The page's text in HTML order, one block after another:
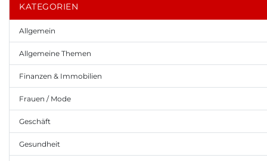
KATEGORIEN
Allgemein
Allgemeine Themen
Finanzen & Immobilien
Frauen / Mode
Geschäft
Gesundheit